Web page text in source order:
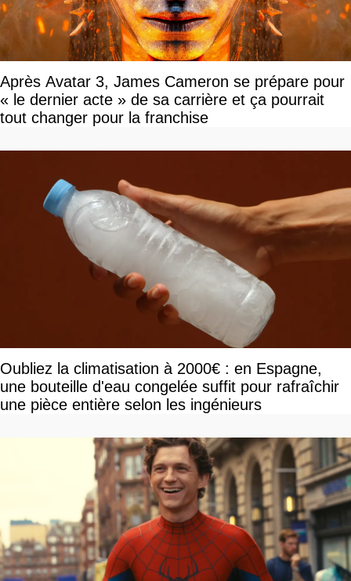
Après Avatar 3, James Cameron se prépare pour
« le dernier acte » de sa carrière et ça pourrait
tout changer pour la franchise
Oubliez la climatisation à 2000€ : en Espagne,
une bouteille d'eau congelée suffit pour rafraîchir
une pièce entière selon les ingénieurs